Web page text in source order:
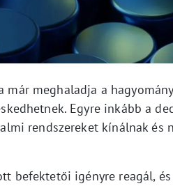
meghaladja a
Egyre inkább a
rendszereket kínálnak
befektetői igényre reagál,